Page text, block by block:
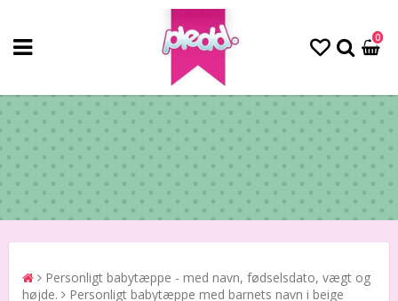
0
Personligt babytæppe - med navn, fødselsdato, vægt og
højde.
Personligt babytæppe med barnets navn i beige